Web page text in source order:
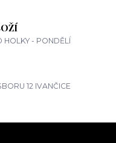
HOLKY - PONDĚLÍ
12 IVANČICE